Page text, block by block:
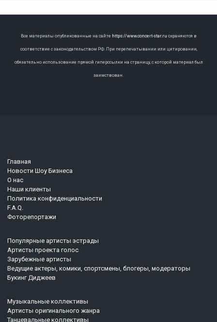
Все материалы опубликованные на сайте https://www.concert-star.ru охраняются в
соответствие с законодательством РФ. При перепечатывании или цитировании,
обязательно использование прямой гиперссылки на страницу, с которой материал был
заимствован.
Главная
Новости Шоу Бизнеса
О нас
Наши клиенты
Политика конфиденциальности
F.A.Q.
Фоторепортажи
Популярные артисты эстрады
Артисты проекта голос
Зарубежные артисты
Ведущие актеры, комики, спортсмены, блогеры, модераторы
Букинг Диджеев
Музыкальные коллективы
Артисты оригинального жанра
Танцевальные коллективы